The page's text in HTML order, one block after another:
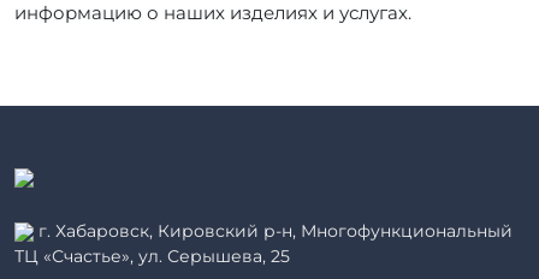
информацию о наших изделиях и услугах.
г. Хабаровск, Кировский р-н, Многофункциональный
ТЦ «Счастье», ул. Серышева, 25